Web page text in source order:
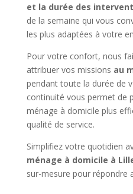
et la durée des
de la semaine qui vous
les plus adaptées à votre
Pour votre confort, nous
attribuer vos missions au
pendant toute la durée de
continuité vous permet de
ménage à domicile plus
qualité de service.
Simplifiez votre quotidien
ménage à domicile à
sur-mesure pour répondre